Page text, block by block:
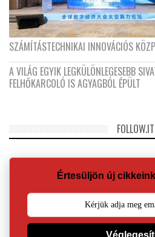
SZÁMÍTÁSTECHNIKAI INNOVÁCIÓS
A VILÁG EGYIK LEGKÜLÖNLEGESEBB
FELHŐKARCOLÓ IS AGYAGBÓL ÉPÜLT
FOLLOW.IT
Értesüljön új